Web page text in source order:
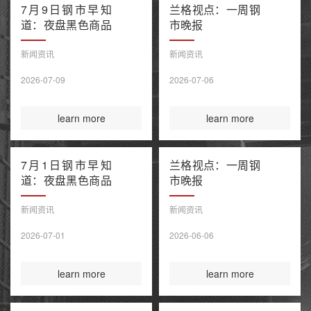
7月9日钢市早知
道：夜盘黑色商品
整体收涨 原油大
涨引爆全球债市抛
忘录“已终结”
新闻资讯
2026-07-09
learn more
兰格视点：一周钢
市晚报
新闻资讯
2026-07-06
learn more
7月1日钢市早知
道：夜盘黑色商品
窄幅波动 上半年
百强房企销售额降
钢铁保障新规今起
新闻资讯
2026-07-01
learn more
兰格视点：一周钢
市晚报
新闻资讯
2026-06-06
learn more